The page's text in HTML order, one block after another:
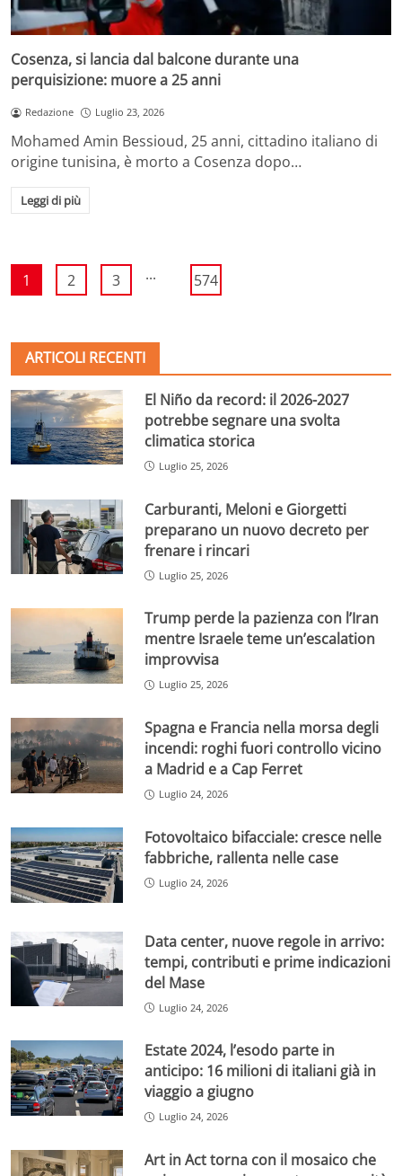
Cosenza, si lancia dal balcone durante una
perquisizione: muore a 25 anni
Redazione Luglio 23, 2026
Mohamed Amin Bessioud, 25 anni, cittadino italiano di
origine tunisina, è morto a Cosenza dopo…
Leggi di più
1 2 3 ... 574
ARTICOLI RECENTI
El Niño da record: il 2026-2027
potrebbe segnare una svolta
climatica storica
Luglio 25, 2026
Carburanti, Meloni e Giorgetti
preparano un nuovo decreto per
frenare i rincari
Luglio 25, 2026
Trump perde la pazienza con l’Iran
mentre Israele teme un’escalation
improvvisa
Luglio 25, 2026
Spagna e Francia nella morsa degli
incendi: roghi fuori controllo vicino
a Madrid e a Cap Ferret
Luglio 24, 2026
Fotovoltaico bifacciale: cresce nelle
fabbriche, rallenta nelle case
Luglio 24, 2026
Data center, nuove regole in arrivo:
tempi, contributi e prime indicazioni
del Mase
Luglio 24, 2026
Estate 2024, l’esodo parte in
anticipo: 16 milioni di italiani già in
viaggio a giugno
Luglio 24, 2026
Art in Act torna con il mosaico che